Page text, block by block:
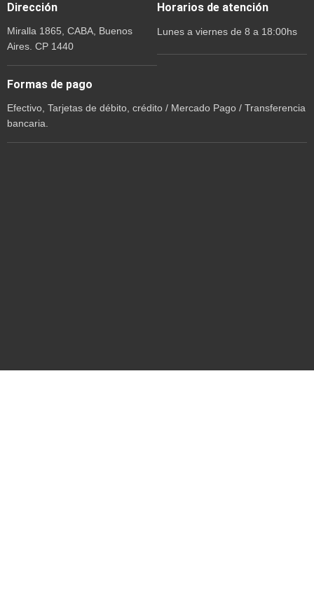
Dirección
Miralla 1865, CABA, Buenos
Aires. CP 1440
Horarios de atención
Lunes a viernes de 8 a 18:00hs
Formas de pago
Efectivo, Tarjetas de débito, crédito / Mercado Pago / Transferencia
bancaria.